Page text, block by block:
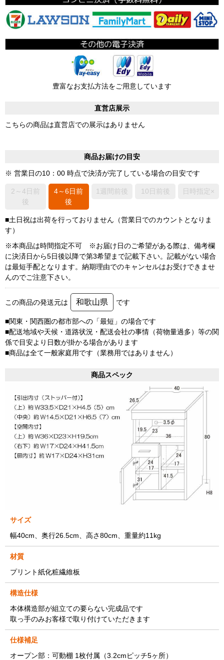
豊富なお支払方法をご用意しています
直営店展示
こちらの商品は直営店での展示はありません
商品お届けの目安
※ 営業日の10：00 時点で決済が完了している場合の目安です
2～4日前
後
4～6日前
後
1週間前後 10日前後 日時指定×
■土日祝は出荷を行っておりません（営業日でのカウントとなりま
す）
※本商品は時間指定不可 ※お届け日のご希望がある際は、備考欄
に決済日から5日後以降で第3希望まで記載下さい。記載がない場合
は最短手配となります。納期理由でのキャンセルはお受けできませ
んのでご注意下さい。
この商品の発送元は 和歌山県 です
■関東・関西圏の都市部への「最短」の場合です
■配送地域や天候・道路状況・配送会社の事情（荷物量過多）等の関
係で目安より日数が掛かる場合があります
■商品は全て一般家庭用です（業務用ではありません）
商品スペック
サイズ
幅40cm、奥行26.5cm、高さ80cm、重量約11kg
材質
プリント紙化粧繊維板
構造仕様
本体構造部が組立ての要らない完成品です
取っ手のみお客様で取り付けていただきます
仕様補足
オープン部：可動棚 1枚付属（3.2cmピッチ5ヶ所）